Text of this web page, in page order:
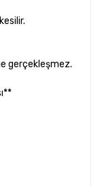
gerçekleşmez.